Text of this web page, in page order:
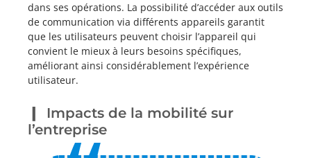
dans ses opérations. La possibilité d’accéder aux outils
de communication via différents appareils garantit
que les utilisateurs peuvent choisir l’appareil qui
convient le mieux à leurs besoins spécifiques,
améliorant ainsi considérablement l’expérience
utilisateur.
Impacts de la mobilité sur
l’entreprise